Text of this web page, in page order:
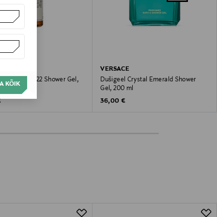
KÕIK
Bergamote 22 Shower Gel,
VERSACE
Dušigeel Crystal Emerald Shower
Gel, 200 ml
Original Price
36,00 €